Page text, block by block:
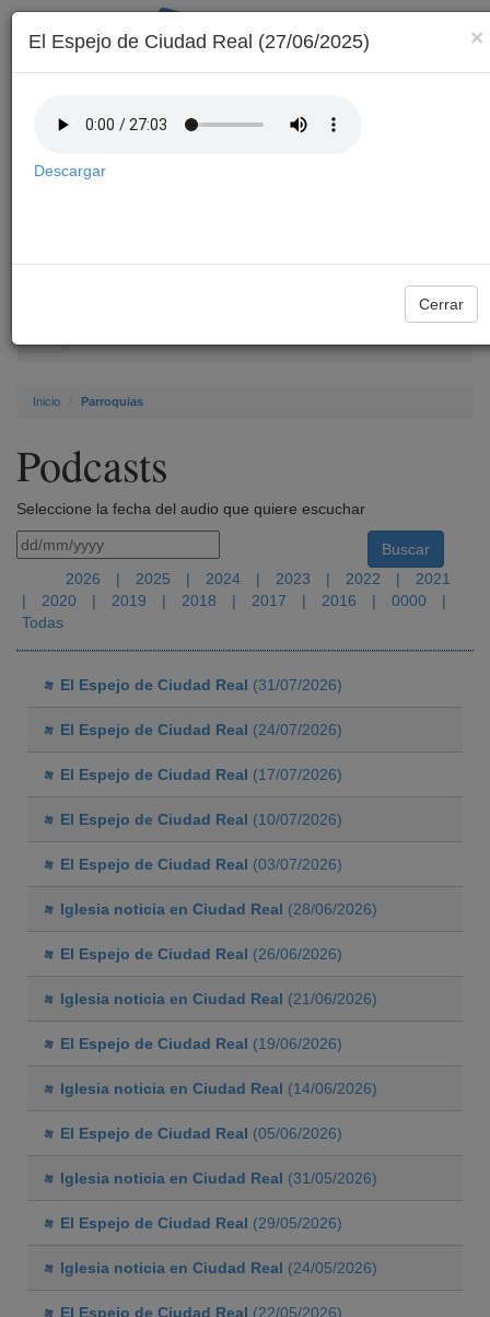
navigation
Inicio Parroquias
Podcasts
Seleccione la fecha del audio que quiere escuchar
2026 | 2025 | 2024 | 2023 | 2022 |
2021
|
2020 | 2019 | 2018 | 2017 | 2016 | 0000
|
Todas
El Espejo de Ciudad Real (31/07/2026)
El Espejo de Ciudad Real (24/07/2026)
El Espejo de Ciudad Real (17/07/2026)
El Espejo de Ciudad Real (10/07/2026)
El Espejo de Ciudad Real (03/07/2026)
Iglesia noticia en Ciudad Real (28/06/2026)
El Espejo de Ciudad Real (26/06/2026)
Iglesia noticia en Ciudad Real (21/06/2026)
El Espejo de Ciudad Real (19/06/2026)
Iglesia noticia en Ciudad Real (14/06/2026)
El Espejo de Ciudad Real (05/06/2026)
Iglesia noticia en Ciudad Real (31/05/2026)
El Espejo de Ciudad Real (29/05/2026)
Iglesia noticia en Ciudad Real (24/05/2026)
El Espejo de Ciudad Real (22/05/2026)
×
El Espejo de Ciudad Real (27/06/2025)
Descargar
Cerrar